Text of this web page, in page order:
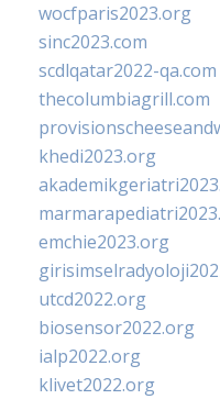
wocfparis2023.org
sinc2023.com
scdlqatar2022-qa.com
thecolumbiagrill.com
khedi2023.org
emchie2023.org
utcd2022.org
biosensor2022.org
ialp2022.org
klivet2022.org